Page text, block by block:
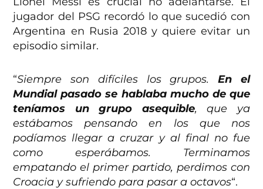
jugador del PSG recordó lo que sucedió con
Argentina en Rusia 2018 y quiere evitar un
episodio similar.
“Siempre son difíciles los grupos. En el
Mundial pasado se hablaba mucho de que
teníamos un grupo asequible, que ya
estábamos pensando en los que nos
podíamos llegar a cruzar y al final no fue
como esperábamos. Terminamos
empatando el primer partido, perdimos con
Croacia y sufriendo para pasar a octavos“.